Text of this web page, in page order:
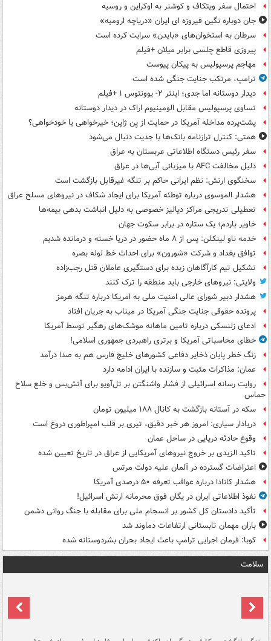
احتمال سفر ویتکاف و کوشنر به اوکراین و روسیه
جان دوباره نگین فیروزه ای ایران «دریاچه ارومیه»
سرطان به استخوان‌های «بایدن» سرایت کرده است
پیروزی قاطع چلسی برابر میلان +فیلم
مهاجم پرسپولیس به پیکان پیوست
ترامپ، مرتکب جنایت جنگی شده است
دیدار دوستانه اما جدی؛ اینتر ۲- یوونتوس ۱ +فیلم
تساوی پرسپولیس مقابل الومینیوم اراک در دیدار دوستانه
پشت‌پرده مداخله آمریکا در حمایت از یِن ژاپن؛ خیرخواهی یا خودخواهی؟
همتی: کنترل ترازنامه بانک‌ها با جدیت دنبال می‌شود
سفر رئیس دستگاه اطلاعاتی عربستان به عراق
دلیل مخالفت AFC با میزبانی آبی‌ها در عراق
سخنگوی ارتش: نظم ایرانی حاکم بر تنگه غیرقابل بازگشت است
هشدار الموسوی درباره توطئه آمریکا برای ایجاد شکاف در نیروهای مسلح عراق
تعطیلی تدریجی مراکز دیالیز خصوصی به دلیل انباشت بدهی بیمه‌ها
خاویر باردم؛ یک ستاره در برابر سکوت جهان
خدمه ناو لینکلن: پس از ۸ ماه حضور در دریا خسته و درمانده‌ شدیم
توافق بغداد و شرکت «شورون» برای احداث خط لوله بصره
تشکیل تیم کارآگاهان زبده برای دستگیری عاملان قتل رجب‌زاده
ولایتی: نیروهای خارجی باید منطقه را ترک کنند
هشدار دبیر شورای عالی امنیت ملی به امریکا درباره تنگه هرمز
پرونده حقوقی جنایت جنگی آمریکا در میناب به جریان افتاد
ادعای زلنسکی درباره تامین ماهانه موشک‌های رهگیر توسط آمریکا
خطای محاسباتی آمریکا و برتری راهبردی جمهوری اسلامی!
زنگ خطر پایان ذخایر دفاعی کشورهای خلیج فارس هم به صدا درآمد
عمان: مذاکرات مثبت و سازنده با ایران ادامه دارد
روایت رسانه اسرائیلی از فشار واشنگتن بر تل‌آویو برای آتش‌بس و خلع سلاح
حماس
سکه در آستانه بازگشت به کانال ۱۸۸ میلیون تومان
دریادار سیاری: امروز هر خبر دقیق، تیری بر قلب امپراطوری دروغ است
وقوع حادثه دریایی در ساحل عمان
تاکید الزیدی بر خروج نیروهای آمریکایی از عراق در تاریخ تعیین شده
اعتراضات گسترده در آلمان علیه دولت مرتس
هشدار کانادا درباره عواقب تعرفه ۵۰ درصدی آمریکا
نفوذ اطلاعاتی ایران در یگان فوق محرمانه ارتش اسرائیل!
تأکید دادستان کل کشور بر انسجام ملی برای مقابله با جنگ روانی دشمن
باران مهمان تابستانی ارتفاعات دماوند شد
کوبا: فرمان اجرایی ترامپ باعث ایجاد بحران بشردوستانه شده
سلامت